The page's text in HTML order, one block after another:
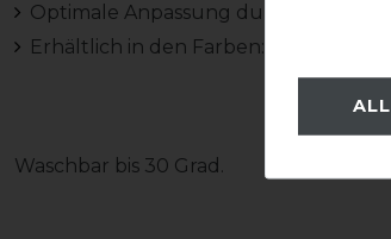
Optimale Anpassung durch
Erhältlich in den Farben: Schwarz,
Waschbar bis 30 Grad.